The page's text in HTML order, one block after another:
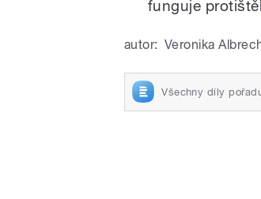
funguje
autor: Veronika
Všechny díly